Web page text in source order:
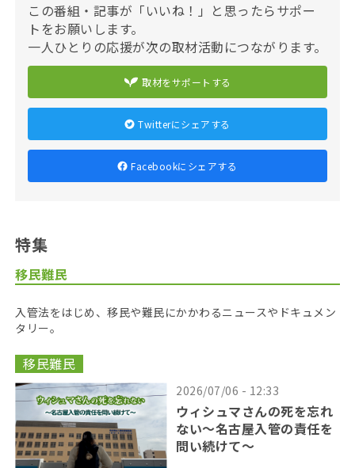
この番組・記事が「いいね！」と思ったらサポー
トをお願いします。
一人ひとりの応援が次の取材活動につながります。
取材をサポートする
Twitterにシェアする
Facebookにシェアする
特集
移民難民
入管法をはじめ、移民や難民にかかわるニュースやドキュメン
タリー。
移民難民
2026/07/06 - 12:33
ウィシュマさんの死を忘れ
ない〜名古屋入管の責任を
問い続けて〜